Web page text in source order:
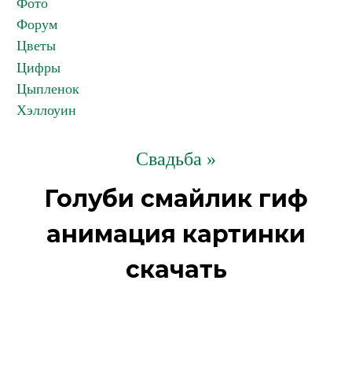
Фото
Форум
Цветы
Цифры
Цыпленок
Хэллоуин
Свадьба »
Голуби смайлик гиф
анимация картинки
скачать